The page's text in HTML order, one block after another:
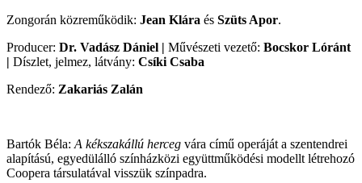
Zongorán közreműködik: Jean Klára és Szüts Apor.
Producer: Dr. Vadász Dániel | Művészeti vezető: Bocskor Lóránt
| Díszlet, jelmez, látvány: Csíki Csaba
Rendező: Zakariás Zalán
Bartók Béla: A kékszakállú herceg vára című operáját a szentendrei
alapí­tású, egyedülálló színházközi együttműködési modellt létrehozó
Coopera társulatával visszük színpadra.